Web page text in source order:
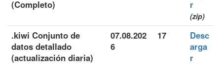
(Completo)
r
(zip)
.kiwi Conjunto de
datos detallado
(actualización diaria)
07.08.202
6
17
Desc
arga
r